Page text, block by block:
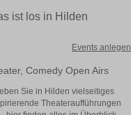
ist los in Hilden
Events anlegen
Comedy Open Airs
Sie in Hilden vielseitiges
Theateraufführungen